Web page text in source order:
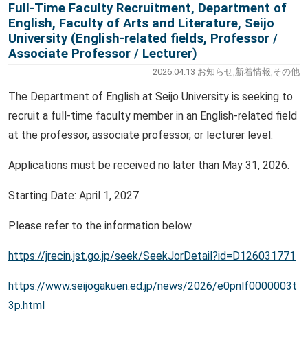
Full-Time Faculty Recruitment, Department of
English, Faculty of Arts and Literature, Seijo
University (English-related fields, Professor /
Associate Professor / Lecturer)
2026.04.13 お知らせ,新着情報,その他
The Department of English at Seijo University is seeking to
recruit a full-time faculty member in an English-related field
at the professor, associate professor, or lecturer level.
Applications must be received no later than May 31, 2026.
Starting Date: April 1, 2027.
Please refer to the information below.
https://jrecin.jst.go.jp/seek/SeekJorDetail?id=D126031771
https://www.seijogakuen.ed.jp/news/2026/e0pnlf0000003t
3p.html